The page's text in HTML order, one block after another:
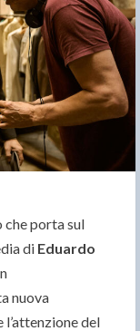
che porta sul
di Eduardo
nuova
del